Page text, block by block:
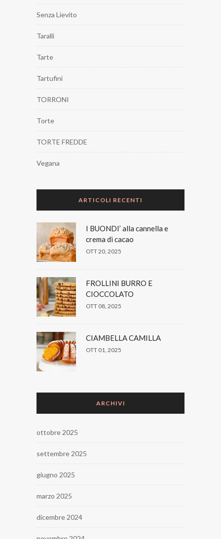
Senza Lievito
Taralli
Tarte
Tartufini
TORRONI
Torte
TORTE FREDDE
Vegana
ARTICOLI RECENTI
I BUONDI’ alla cannella e
crema di cacao
OTT 20, 2025
FROLLINI BURRO E
CIOCCOLATO
OTT 08, 2025
CIAMBELLA CAMILLA
OTT 01, 2025
ARCHIVI
ottobre 2025
settembre 2025
giugno 2025
marzo 2025
dicembre 2024